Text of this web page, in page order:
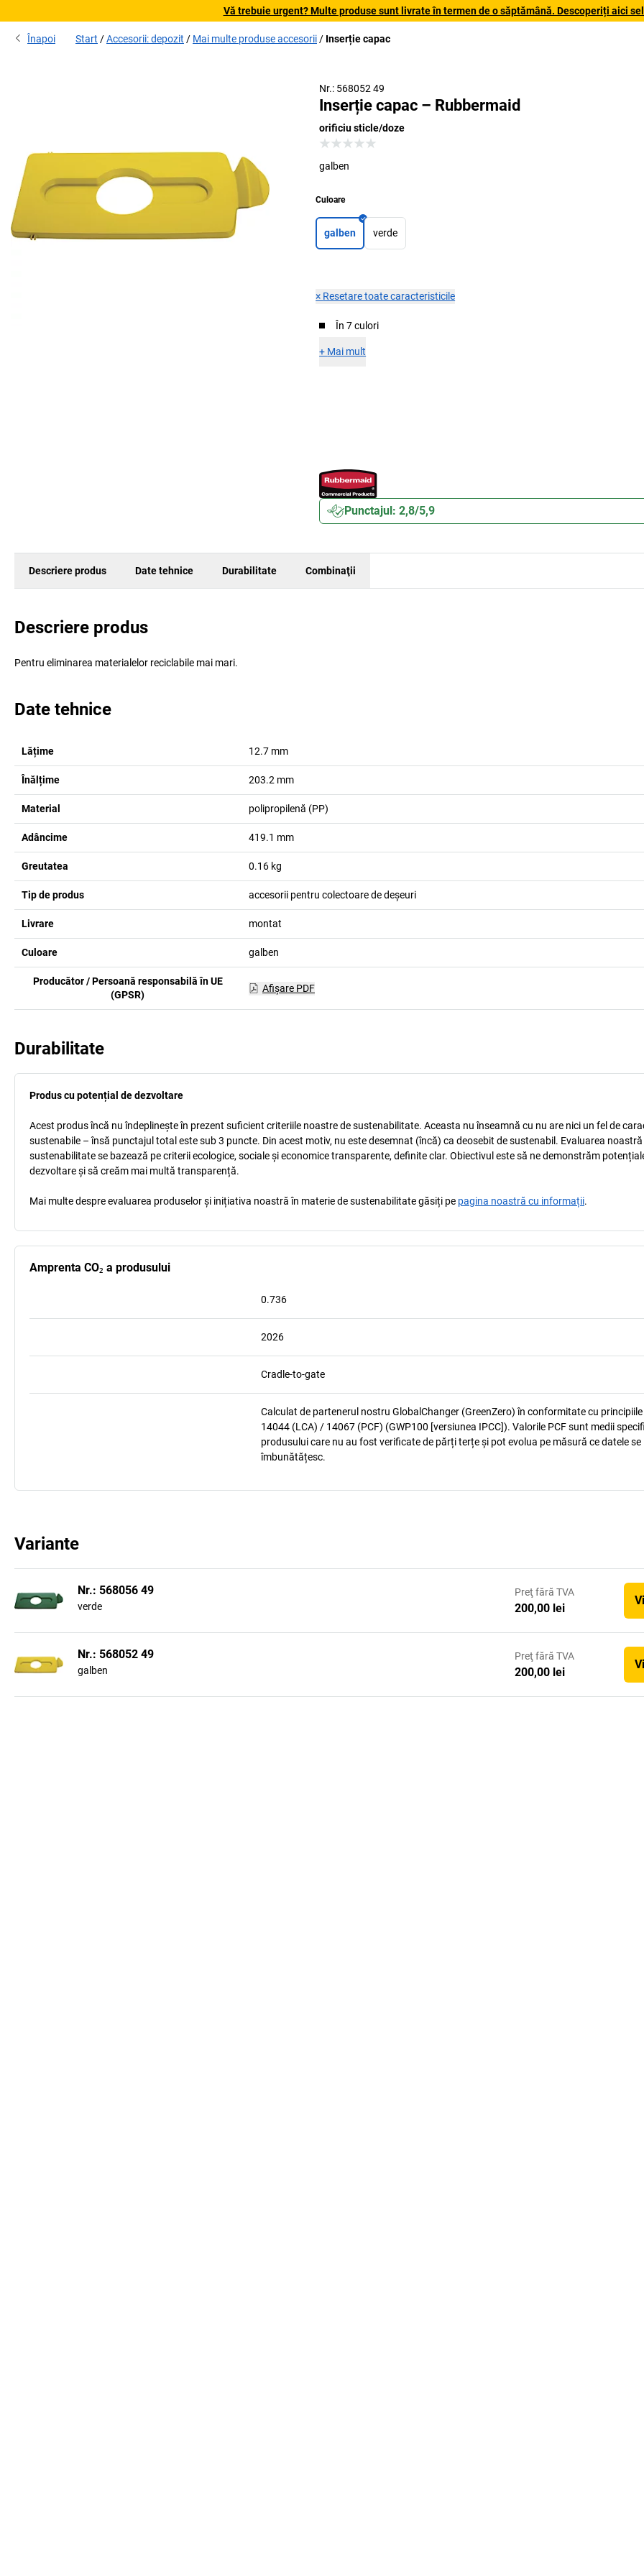
Vă trebuie urgent? Multe produse sunt livrate în termen de o săptămână. Descoperiți aici
Înapoi Start Accesorii: depozit Mai multe produse accesorii Inserție capac
Nr.: 568052 49
Inserție capac – Rubbermaid
orificiu sticle/doze
galben
Culoare
galben verde
× Resetare toate caracteristicile
În 7 culori
+ Mai mult
Punctajul: 2,8/5,9
Descriere produs Date tehnice Durabilitate Combinaţii
Descriere produs
Pentru eliminarea materialelor reciclabile mai mari.
Date tehnice
Lățime 12.7 mm
Înălțime 203.2 mm
Material polipropilenă (PP)
Adâncime 419.1 mm
Greutatea 0.16 kg
Tip de produs accesorii pentru colectoare de deșeuri
Livrare montat
Culoare galben
Producător / Persoană responsabilă în UE
(GPSR)
Afişare PDF
Durabilitate
Produs cu potențial de dezvoltare
Acest produs încă nu îndeplinește în prezent suficient criteriile noastre de sustenabilitate. Aceasta nu înseamnă cu nu are nici un fel de
sustenabile – însă punctajul total este sub 3 puncte. Din acest motiv, nu este desemnat (încă) ca deosebit de sustenabil. Evaluarea noastră
sustenabilitate se bazează pe criterii ecologice, sociale și economice transparente, definite clar. Obiectivul este să ne demonstrăm
dezvoltare și să creăm mai multă transparență.
Mai multe despre evaluarea produselor și inițiativa noastră în materie de sustenabilitate găsiți pe pagina noastră cu informații.
Amprenta CO₂ a produsului
0.736
2026
Cradle-to-gate
Calculat de partenerul nostru GlobalChanger (GreenZero) în conformitate cu principiile
14044 (LCA) / 14067 (PCF) (GWP100 [versiunea IPCC]). Valorile PCF sunt medii
produsului care nu au fost verificate de părți terțe și pot evolua pe măsură ce datele se
îmbunătățesc.
Variante
Nr.: 568056 49
verde
Preţ fără TVA
200,00 lei
Nr.: 568052 49
galben
Preţ fără TVA
200,00 lei